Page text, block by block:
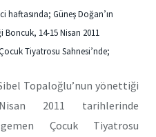
haftasında; Güneş Doğan’ın
Boncuk, 14-15 Nisan 2011
Tiyatrosu Sahnesi’nde;
Sibel Topaloğlu’nun yönettiği
2011 tarihlerinde
Çocuk Tiyatrosu